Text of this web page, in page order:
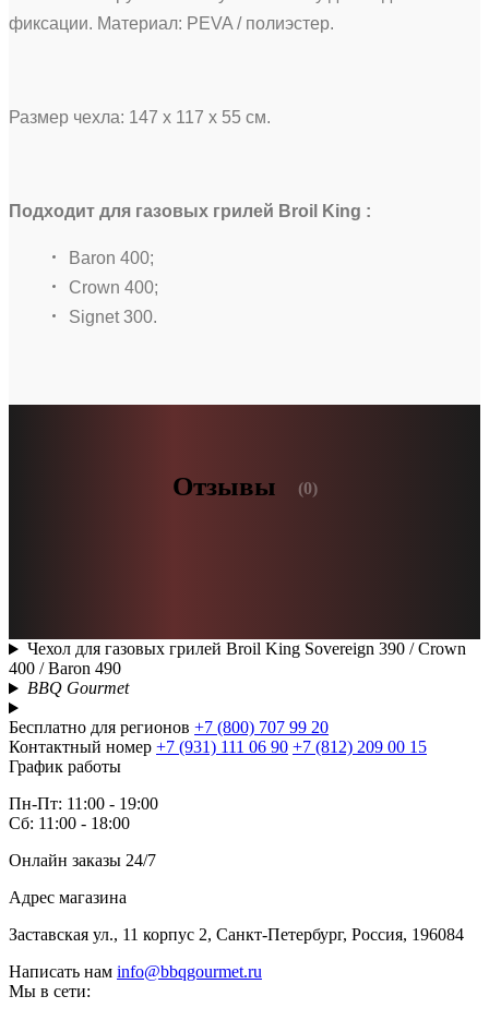
фиксации. Материал: PEVA / полиэстер.
Размер чехла: 147 х 117 х 55 см.
Подходит для газовых грилей Broil King :
Baron 400;
Crown 400;
Signet 300.
Отзывы (0)
Чехол для газовых грилей Broil King Sovereign 390 / Crown
400 / Baron 490
BBQ Gourmet
Бесплатно для регионов +7 (800) 707 99 20
Контактный номер +7 (931) 111 06 90 +7 (812) 209 00 15
График работы
Пн-Пт: 11:00 - 19:00
Сб: 11:00 - 18:00
Онлайн заказы 24/7
Адрес магазина
Заставская ул., 11 корпус 2, Санкт-Петербург, Россия, 196084
Написать нам info@bbqgourmet.ru
Мы в сети: